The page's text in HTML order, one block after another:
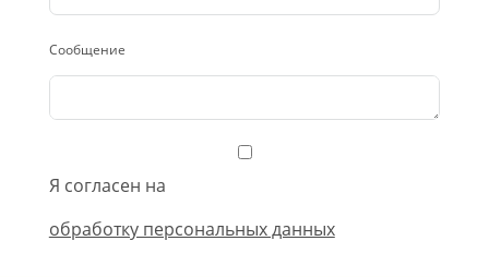
Сообщение
Я согласен на
обработку персональных данных